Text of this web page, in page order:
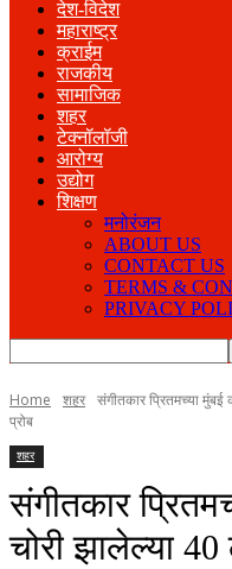
देश-विदेश
महाराष्ट्र
क्राईम
राजकीय
सामाजिक
शहर
टेक्नॉलॉजी
आरोग्य
उद्योग
शिक्षण
मनोरंजन
ABOUT US
CONTACT US
TERMS &
PRIVACY
Home शहर संगीतकार प्रितमच्या मुंबई
प्रोब
शहर
संगीतकार
चोरी झालेल्या